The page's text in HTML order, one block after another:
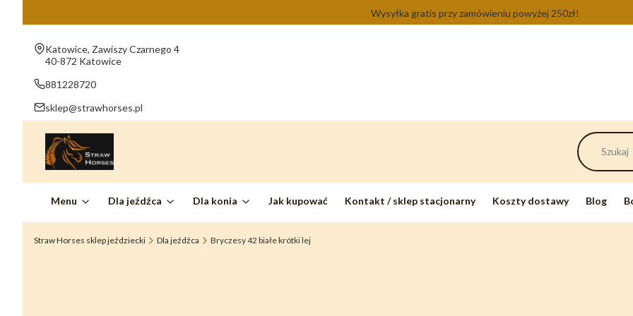
Wysyłka gratis przy zamówieniu powyżej 250zł!
Adres:
Katowice, Zawiszy Czarnego 4
40-872 Katowice
881228720
sklep@strawhorses.pl
Menu Dla jeźdźca Dla konia Jak kupować Kontakt / sklep stacjonarny Koszty dostawy Blog
Straw Horses sklep jeździecki Dla jeźdźca Bryczesy 42 białe krótki lej